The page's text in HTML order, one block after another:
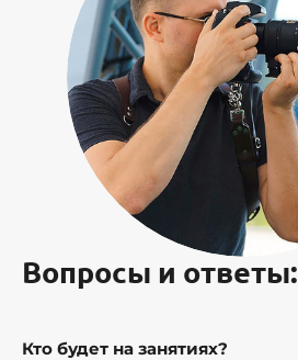
Вопросы и ответы:
Кто будет на занятиях?